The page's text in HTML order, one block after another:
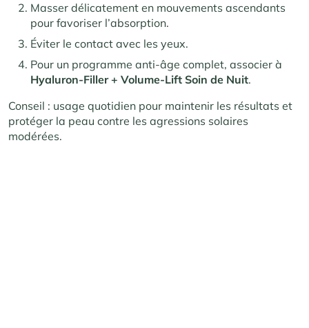
Masser délicatement en mouvements ascendants
pour favoriser l’absorption.
Éviter le contact avec les yeux.
Pour un programme anti-âge complet, associer à
Hyaluron-Filler + Volume-Lift Soin de Nuit.
Conseil : usage quotidien pour maintenir les résultats et
protéger la peau contre les agressions solaires
modérées.